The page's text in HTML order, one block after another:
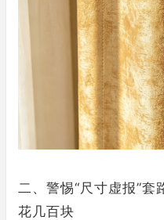
二、警惕“尺寸虚报”
花几百块